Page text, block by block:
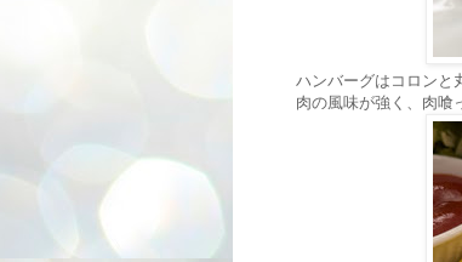
ハンバーグはコロンと
肉の風味が強く、肉喰